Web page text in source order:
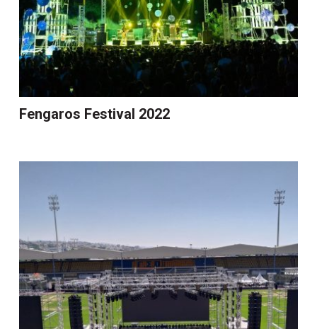
Fengaros Festival 2022